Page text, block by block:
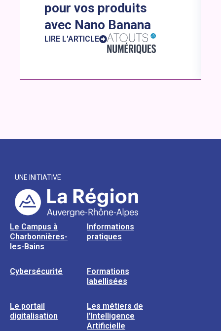
pour vos produits
avec Nano Banana
LIRE L'ARTICLE
UNE INITIATIVE
Le Campus à
Charbonnières-
les-Bains
Informations
pratiques
Cybersécurité
Formations
labellisées
Le portail
digitalisation
Les métiers de
l’Intelligence
Artificielle